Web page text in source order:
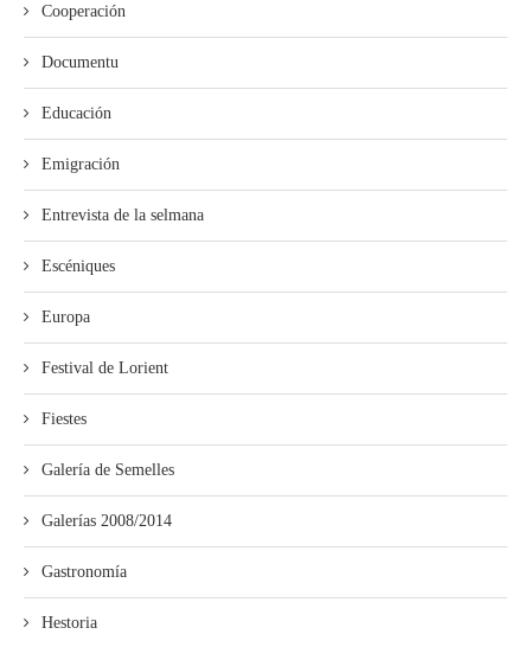
Cooperación
Documentu
Educación
Emigración
Entrevista de la selmana
Escéniques
Europa
Festival de Lorient
Fiestes
Galería de Semelles
Galerías 2008/2014
Gastronomía
Hestoria